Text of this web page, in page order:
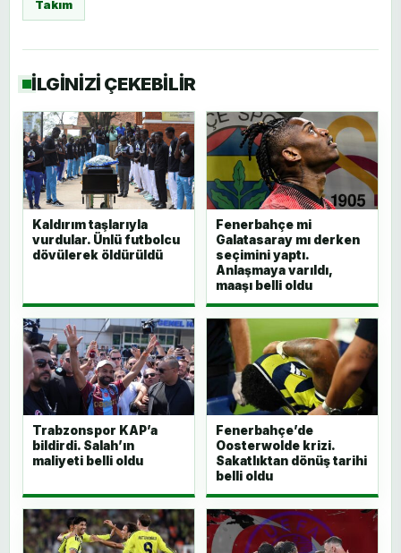
Takım
İLGİNİZİ ÇEKEBİLİR
Kaldırım taşlarıyla
vurdular. Ünlü futbolcu
dövülerek öldürüldü
Fenerbahçe mi
Galatasaray mı derken
seçimini yaptı.
Anlaşmaya varıldı,
maaşı belli oldu
Trabzonspor KAP’a
bildirdi. Salah’ın
maliyeti belli oldu
Fenerbahçe’de
Oosterwolde krizi.
Sakatlıktan dönüş tarihi
belli oldu